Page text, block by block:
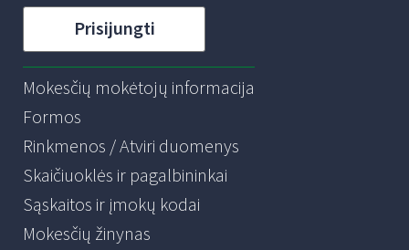
Prisijungti
Mokesčių mokėtojų informacija
Formos
Rinkmenos / Atviri duomenys
Skaičiuoklės ir pagalbininkai
Sąskaitos ir įmokų kodai
Mokesčių žinynas